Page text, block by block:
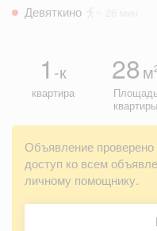
Девяткино
1 -к
квартира
28м
Площадь
квартиры
Объявление проверено
доступ ко всем
личному помощнику.